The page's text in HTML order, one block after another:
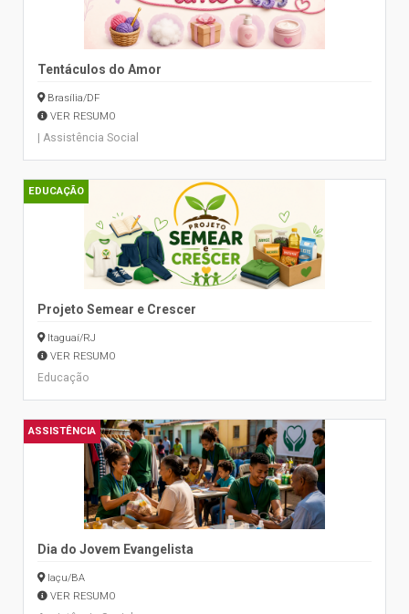
Tentáculos do Amor
Brasília/DF
VER RESUMO
| Assistência Social
EDUCAÇÃO
Projeto Semear e Crescer
Itaguaí/RJ
VER RESUMO
Educação
ASSISTÊNCIA
Dia do Jovem Evangelista
Iaçu/BA
VER RESUMO